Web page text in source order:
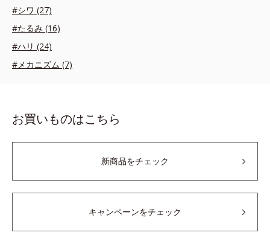
#シワ (27)
#たるみ (16)
#ハリ (24)
#メカニズム (7)
お買いものはこちら
新商品をチェック
キャンペーンをチェック